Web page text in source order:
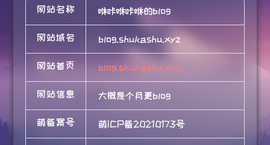
网站名称 咻咔咻咔咻的blog
网站域名 blog.shukashu.xyz
网站首页 blog.shukashu.xyz
网站信息 大概是个月更blog
萌备案号 萌ICP备20210173号